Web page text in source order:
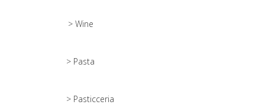
> Wine
> Pasta
> Pasticceria